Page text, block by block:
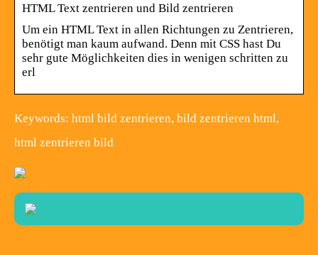
HTML Text zentrieren und Bild zentrieren
Um ein HTML Text in allen Richtungen zu Zentrieren,
benötigt man kaum aufwand. Denn mit CSS hast Du
sehr gute Möglichkeiten dies in wenigen schritten zu
erl
Keywords: html bild zentrieren, bild zentrieren html,
html zentrieren bild